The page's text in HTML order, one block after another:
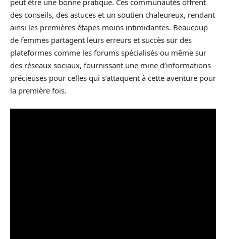
peut être une bonne pratique. Ces communautés offrent
des conseils, des astuces et un soutien chaleureux, rendant
ainsi les premières étapes moins intimidantes. Beaucoup
de femmes partagent leurs erreurs et succès sur des
plateformes comme les forums spécialisés ou même sur
des réseaux sociaux, fournissant une mine d’informations
précieuses pour celles qui s’attaquent à cette aventure pour
la première fois.